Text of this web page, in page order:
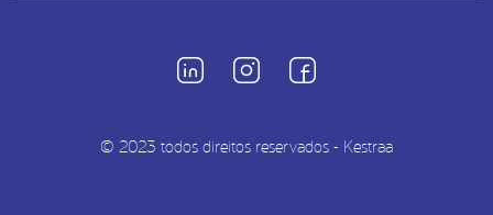
© 2023 todos direitos reservados - Kestraa